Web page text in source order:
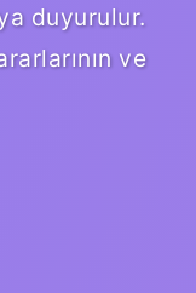
duyurulur.
ve